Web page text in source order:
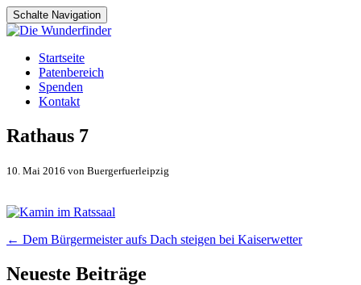
Schalte Navigation
Zum
Inhalt
springen
Startseite
Patenbereich
Spenden
Kontakt
Rathaus 7
10. Mai 2016 von Buergerfuerleipzig
Artikel-
Navigation
← Dem Bürgermeister aufs Dach steigen bei Kaiserwetter
Neueste Beiträge